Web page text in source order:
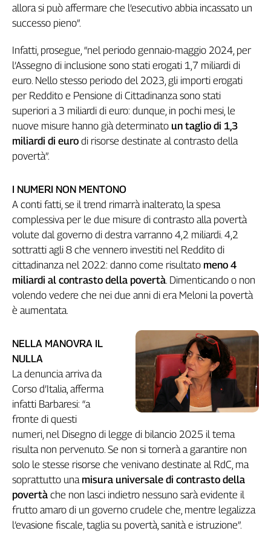
allora si può affermare che l’esecutivo abbia incassato un
successo pieno”.
Infatti, prosegue, “nel periodo gennaio-maggio 2024, per
l’Assegno di inclusione sono stati erogati 1,7 miliardi di
euro. Nello stesso periodo del 2023, gli importi erogati
per Reddito e Pensione di Cittadinanza sono stati
superiori a 3 miliardi di euro: dunque, in pochi mesi, le
nuove misure hanno già determinato un taglio di 1,3
miliardi di euro di risorse destinate al contrasto della
povertà”.
I NUMERI NON MENTONO
A conti fatti, se il trend rimarrà inalterato, la spesa
complessiva per le due misure di contrasto alla povertà
volute dal governo di destra varranno 4,2 miliardi. 4,2
sottratti agli 8 che vennero investiti nel Reddito di
cittadinanza nel 2022: danno come risultato meno 4
miliardi al contrasto della povertà. Dimenticando o non
volendo vedere che nei due anni di era Meloni la povertà
è aumentata.
NELLA MANOVRA IL
NULLA
La denuncia arriva da
Corso d’Italia, afferma
infatti Barbaresi: “a
fronte di questi
numeri, nel Disegno di legge di bilancio 2025 il tema
risulta non pervenuto. Se non si tornerà a garantire non
solo le stesse risorse che venivano destinate al RdC, ma
soprattutto una misura universale di contrasto della
povertà che non lasci indietro nessuno sarà evidente il
frutto amaro di un governo crudele che, mentre legalizza
l’evasione fiscale, taglia su povertà, sanità e istruzione”.